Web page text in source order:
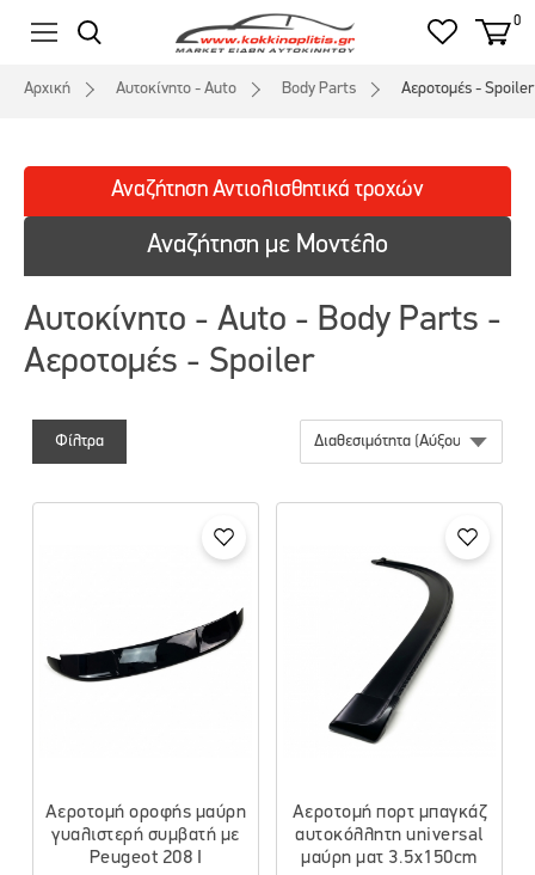
0
Αρχική Αυτοκίνητο - Auto Body Parts Αεροτομές - Spoiler
Αναζήτηση με Μοντέλο
Αναζήτηση Αντιολισθητικά τροχών
Αυτοκίνητο - Auto - Body Parts -
Αεροτομές - Spoiler
Φίλτρα
Αεροτομή οροφής μαύρη
γυαλιστερή συμβατή με
Peugeot 208 I
Αεροτομή πορτ μπαγκάζ
αυτοκόλλητη universal
μαύρη ματ 3.5x150cm